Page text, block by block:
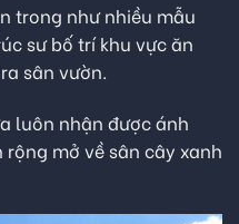
trong như nhiều mẫu
sư bố trí khu vực ăn
sân vườn.
luôn nhận được ánh
mở về sân cây xanh